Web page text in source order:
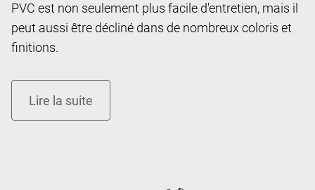
PVC est non seulement plus facile d'entretien, mais il
peut aussi être décliné dans de nombreux coloris et
finitions.